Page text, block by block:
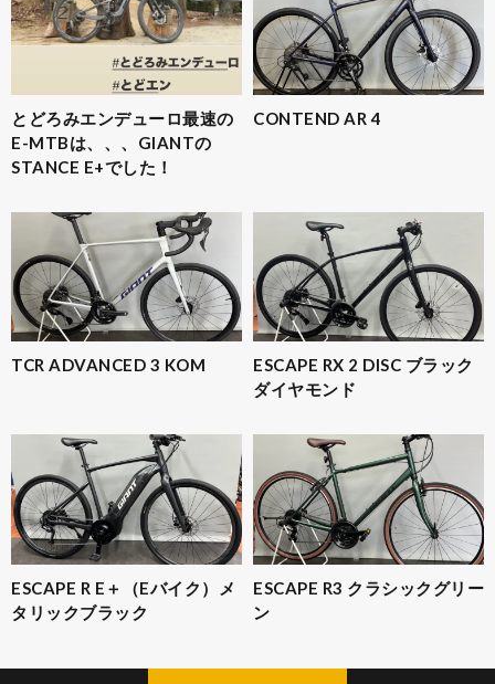
とどろみエンデューロ最速の
E-MTBは、、、GIANTの
STANCE E+でした！
CONTEND AR 4
TCR ADVANCED 3 KOM
ESCAPE RX 2 DISC ブラック
ダイヤモンド
ESCAPE R E＋（Eバイク）メ
タリックブラック
ESCAPE R3 クラシックグリー
ン